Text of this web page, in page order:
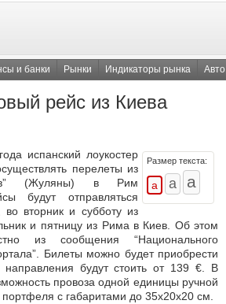
и банки Рынки Индикаторы рынка Авто
рейс из Киева
Размер текста:
испанский лоукостер
перелеты из
(Жуляны) в Рим
будут отправляться
вторник и субботу из
и пятницу из Рима в Киев. Об этом
из сообщения “Национального
Билеты можно будет приобрести
будут стоить от 139 €. В
провоза одной единицы ручной
с габаритами до 35х20х20 см.